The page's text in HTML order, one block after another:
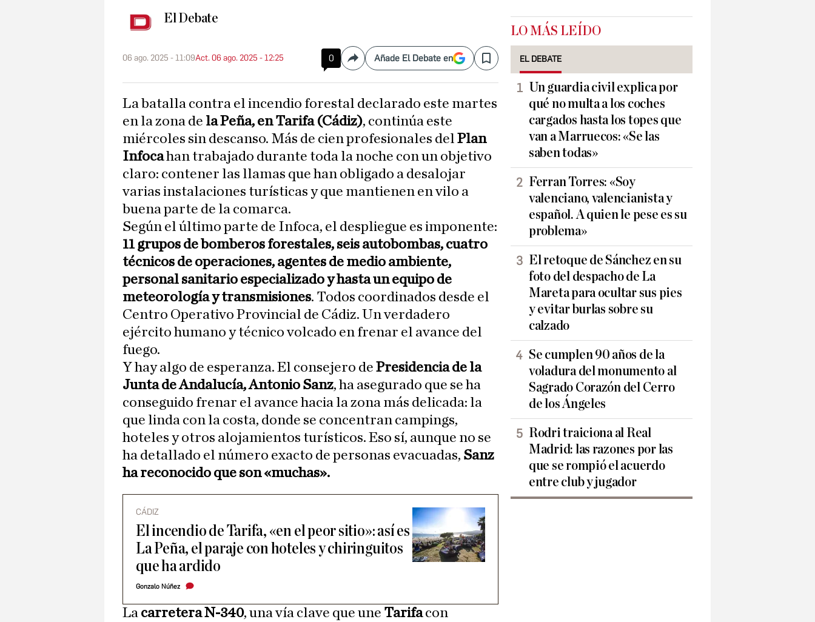
El Debate
06 ago. 2025 - 11:09Act. 06 ago. 2025 - 12:25 0 CompartirAñade El Debate en Save
La batalla contra el incendio forestal declarado este martes
en la zona de la Peña, en Tarifa (Cádiz), continúa este
miércoles sin descanso. Más de cien profesionales del Plan
Infocahan trabajado durante toda la noche con un objetivo
claro: contener las llamas que han obligado a desalojar
varias instalaciones turísticas y que mantienen en vilo a
buena parte de la comarca.
Según el último parte de Infoca, el despliegue es imponente:
11 grupos de bomberos forestales, seis autobombas, cuatro
técnicos de operaciones, agentes de medio ambiente,
personal sanitario especializado y hasta un equipo de
meteorología y transmisiones. Todos coordinados desde el
Centro Operativo Provincial de Cádiz. Un verdadero
ejército humano y técnico volcado en frenar el avance del
fuego.
Y hay algo de esperanza. El consejero de Presidencia de la
Junta de Andalucía, Antonio Sanz, ha asegurado que se ha
conseguido frenar el avance hacia la zona más delicada: la
que linda con la costa, donde se concentran campings,
hoteles y otros alojamientos turísticos. Eso sí, aunque no se
ha detallado el número exacto de personas evacuadas, Sanz
ha reconocido que son «muchas».
CÁDIZ
El incendio de Tarifa, «en el peor sitio»: así es
La Peña, el paraje con hoteles y chiringuitos
que ha ardido
Gonzalo Núñez
La carretera N-340, una vía clave que une Tarifacon
LO MÁS LEÍDO
EL DEBATE
Un guardia civil explica por
qué no multa a los coches
cargados hasta los topes que
van a Marruecos: «Se las
saben todas»
Ferran Torres: «Soy
valenciano, valencianista y
español. A quien le pese es su
problema»
El retoque de Sánchez en su
foto del despacho de La
Mareta para ocultar sus pies
y evitar burlas sobre su
calzado
Se cumplen 90 años de la
voladura del monumento al
Sagrado Corazón del Cerro
de los Ángeles
Rodri traiciona al Real
Madrid: las razones por las
que se rompió el acuerdo
entre club y jugador